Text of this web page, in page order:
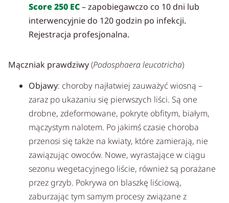
Score 250 EC– zapobiegawczo co 10 dni lub
interwencyjnie do 120 godzin po infekcji.
Rejestracja profesjonalna.
Mączniak prawdziwy(Podosphaera leucotricha)
Objawy: choroby najłatwiej zauważyć wiosną –
zaraz po ukazaniu się pierwszych liści. Są one
drobne, zdeformowane, pokryte obfitym, białym,
mączystym nalotem. Po jakimś czasie choroba
przenosi się także na kwiaty, które zamierają, nie
zawiązując owoców. Nowe, wyrastające w ciągu
sezonu wegetacyjnego liście, również są porażane
przez grzyb. Pokrywa on blaszkę liściową,
zaburzając tym samym procesy związane z